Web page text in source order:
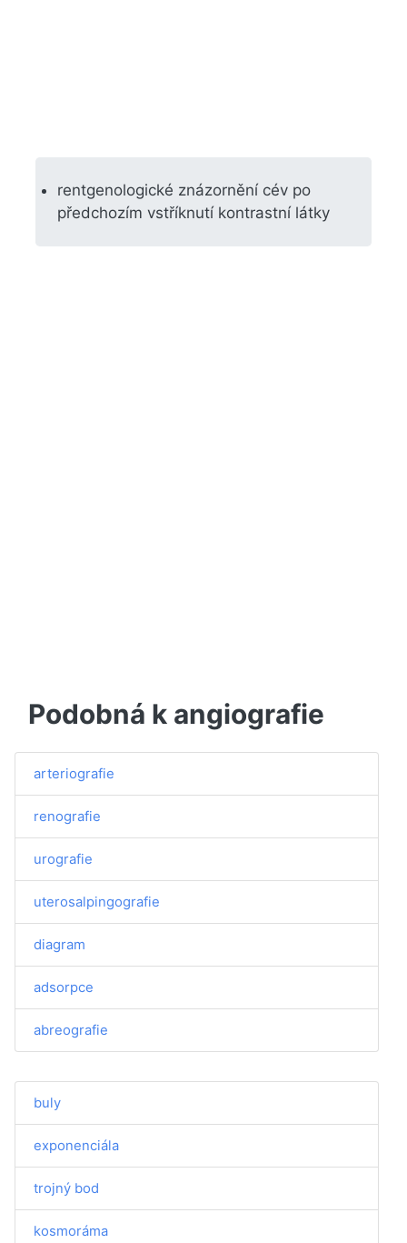
rentgenologické znázornění cév po
předchozím vstříknutí kontrastní látky
Podobná k angiografie
arteriografie
renografie
urografie
uterosalpingografie
diagram
adsorpce
abreografie
buly
exponenciála
trojný bod
kosmoráma